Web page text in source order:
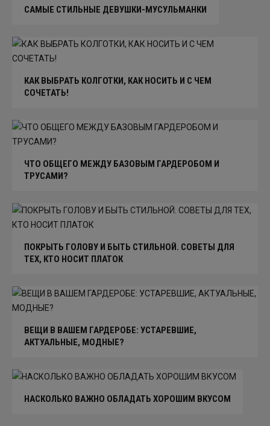
САМЫЕ СТИЛЬНЫЕ ДЕВУШКИ-МУСУЛЬМАНКИ
КАК ВЫБРАТЬ КОЛГОТКИ, КАК НОСИТЬ И С ЧЕМ
СОЧЕТАТЬ!
ЧТО ОБЩЕГО МЕЖДУ БАЗОВЫМ ГАРДЕРОБОМ И
ТРУСАМИ?
ПОКРЫТЬ ГОЛОВУ И БЫТЬ СТИЛЬНОЙ. СОВЕТЫ ДЛЯ
ТЕХ, КТО НОСИТ ПЛАТОК
ВЕЩИ В ВАШЕМ ГАРДЕРОБЕ: УСТАРЕВШИЕ,
АКТУАЛЬНЫЕ, МОДНЫЕ?
НАСКОЛЬКО ВАЖНО ОБЛАДАТЬ ХОРОШИМ ВКУСОМ